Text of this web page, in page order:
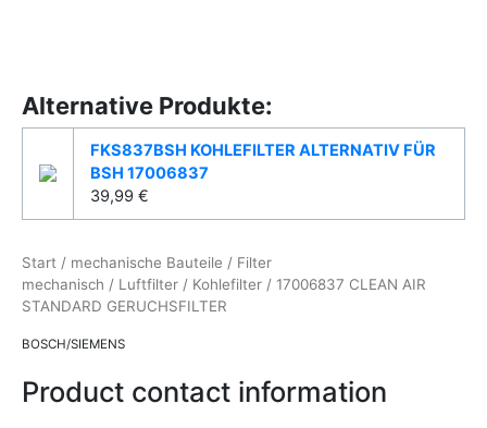
Alternative Produkte:
FKS837BSH KOHLEFILTER ALTERNATIV FÜR
BSH 17006837
39,99 €
Start / mechanische Bauteile / Filter
mechanisch / Luftfilter / Kohlefilter / 17006837 CLEAN AIR
STANDARD GERUCHSFILTER
BOSCH/SIEMENS
Product contact information